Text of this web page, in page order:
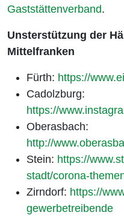
Gaststättenverband.
Unsterstützung der
Mittelfranken
Fürth: https://
Cadolzburg:
https://
Oberasbach:
http://
Stein: https://
stadt/corona-
Zirndorf: https://
gewerbetreibende